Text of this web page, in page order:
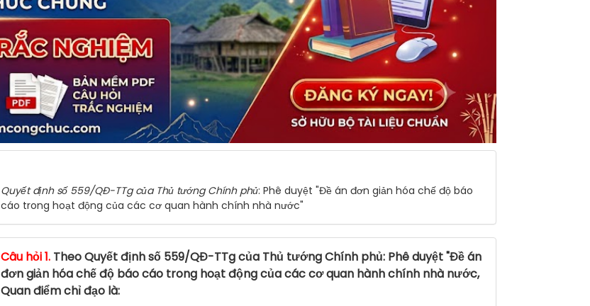
Quyết định số 559/QĐ-TTg của Thủ tướng Chính phủ: Phê duyệt "Đề án đơn giản hóa chế độ báo
cáo trong hoạt động của các cơ quan hành chính nhà nước"
Câu hỏi 1. Theo Quyết định số 559/QĐ-TTg của Thủ tướng Chính phủ: Phê duyệt "Đề án
đơn giản hóa chế độ báo cáo trong hoạt động của các cơ quan hành chính nhà nước,
Quan điểm chỉ đạo là: